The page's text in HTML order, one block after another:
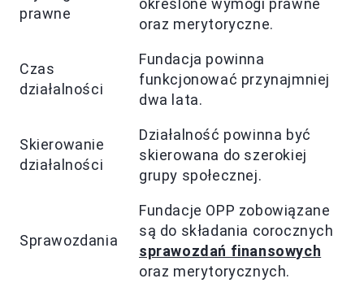
prawne
określone wymogi prawne
oraz merytoryczne.
Czas
działalności
Fundacja powinna
funkcjonować przynajmniej
dwa lata.
Skierowanie
działalności
Działalność powinna być
skierowana do szerokiej
grupy społecznej.
Sprawozdania
Fundacje OPP zobowiązane
są do składania corocznych
sprawozdań finansowych
oraz merytorycznych.